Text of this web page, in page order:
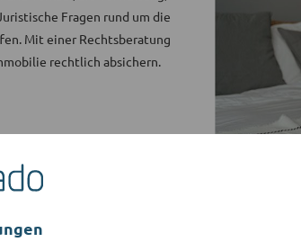
Fragen rund um die
Mit einer Rechtsberatung
rechtlich absichern.
Rechtslage und aktuelle
schnell den passenden